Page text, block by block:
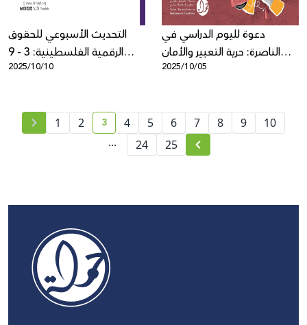
التحديث الأسبوعي للحقوق
الرقمية الفلسطينية: 3 - 9
تشرين الأول
2025/10/10
دعوة لليوم الدراسي في
الناصرة: حرية التعبير والأمان
الرقمي في زمن الأزمات
2025/10/05
1 2 current page number
3 4 5 6 7 8 9
10
...
24 25